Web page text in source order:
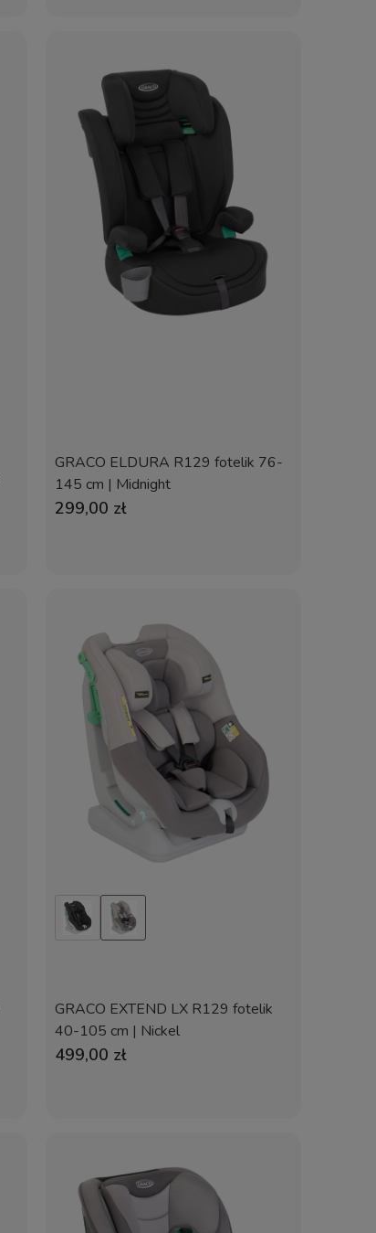
GRACO ELDURA R129 fotelik 76-
145 cm | Midnight
299,00 zł
GRACO EXTEND LX R129 fotelik
40-105 cm | Nickel
499,00 zł